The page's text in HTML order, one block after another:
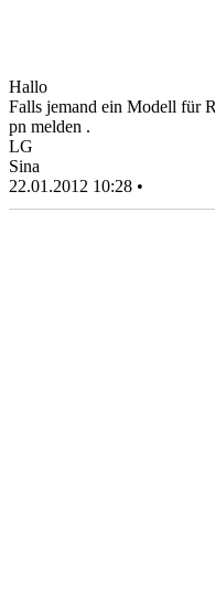
Hallo
Falls jemand ein Modell für
pn melden .
LG
Sina
22.01.2012 10:28 •